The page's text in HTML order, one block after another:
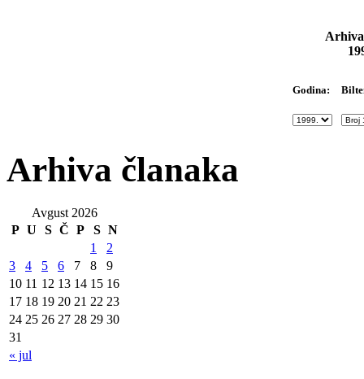
Godina:
Arhiva članaka
Avgust 2026
P U S Č P S N
« jul
1
2
3
4 5 6 7 8
9
10 11 12 13 14 15 16
17 18 19 20 21 22 23
24 25 26 27 28 29 30
31